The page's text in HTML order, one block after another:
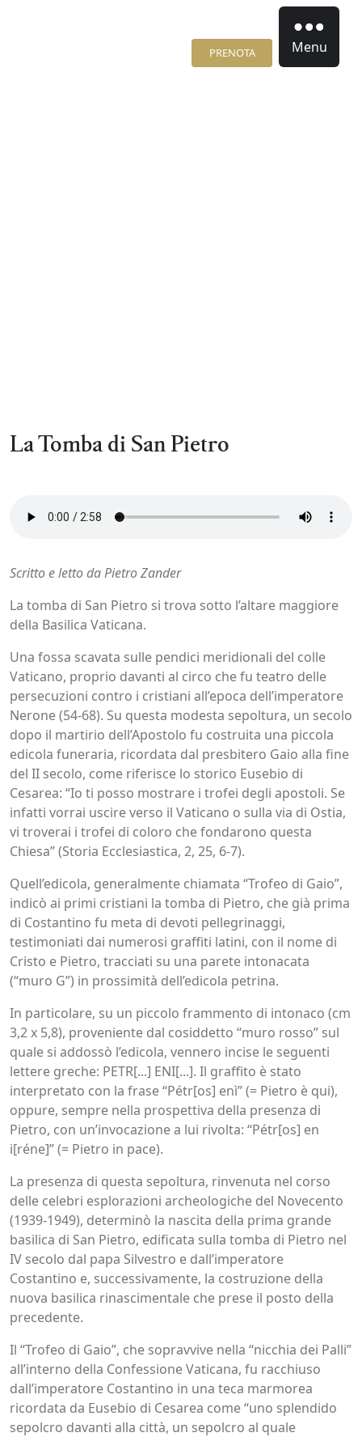
PRENOTA Menu
La Tomba di San Pietro
Scritto e letto da Pietro Zander
La tomba di San Pietro si trova sotto l’altare maggiore
della Basilica Vaticana.
Una fossa scavata sulle pendici meridionali del colle
Vaticano, proprio davanti al circo che fu teatro delle
persecuzioni contro i cristiani all’epoca dell’imperatore
Nerone (54-68). Su questa modesta sepoltura, un secolo
dopo il martirio dell’Apostolo fu costruita una piccola
edicola funeraria, ricordata dal presbitero Gaio alla fine
del II secolo, come riferisce lo storico Eusebio di
Cesarea: “Io ti posso mostrare i trofei degli apostoli. Se
infatti vorrai uscire verso il Vaticano o sulla via di Ostia,
vi troverai i trofei di coloro che fondarono questa
Chiesa” (Storia Ecclesiastica, 2, 25, 6-7).
Quell’edicola, generalmente chiamata “Trofeo di Gaio”,
indicò ai primi cristiani la tomba di Pietro, che già prima
di Costantino fu meta di devoti pellegrinaggi,
testimoniati dai numerosi graffiti latini, con il nome di
Cristo e Pietro, tracciati su una parete intonacata
(“muro G”) in prossimità dell’edicola petrina.
In particolare, su un piccolo frammento di intonaco (cm
3,2 x 5,8), proveniente dal cosiddetto “muro rosso” sul
quale si addossò l’edicola, vennero incise le seguenti
lettere greche: PETR[...] ENI[...]. Il graffito è stato
interpretato con la frase “Pétr[os] enì” (= Pietro è qui),
oppure, sempre nella prospettiva della presenza di
Pietro, con un’invocazione a lui rivolta: “Pétr[os] en
i[réne]” (= Pietro in pace).
La presenza di questa sepoltura, rinvenuta nel corso
delle celebri esplorazioni archeologiche del Novecento
(1939-1949), determinò la nascita della prima grande
basilica di San Pietro, edificata sulla tomba di Pietro nel
IV secolo dal papa Silvestro e dall’imperatore
Costantino e, successivamente, la costruzione della
nuova basilica rinascimentale che prese il posto della
precedente.
Il “Trofeo di Gaio”, che sopravvive nella “nicchia dei Palli”
all’interno della Confessione Vaticana, fu racchiuso
dall’imperatore Costantino in una teca marmorea
ricordata da Eusebio di Cesarea come “uno splendido
sepolcro davanti alla città, un sepolcro al quale